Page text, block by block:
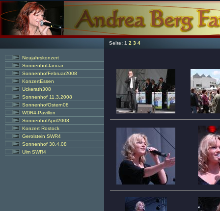
Seite: 1 2 3 4
Neujahrskonzert
SonnenhofJanuar
SonnenhofFebruar2008
KonzertEssen
Uckerath308
Sonnenhof 11.3.2008
SonnenhofOstern08
WDR4-Pavillon
SonnenhofApril2008
Konzert Rostock
Gerolstein SWR4
Sonnenhof 30.4.08
Ulm SWR4